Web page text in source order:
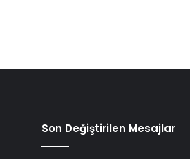
Son Değiştirilen Mesajlar